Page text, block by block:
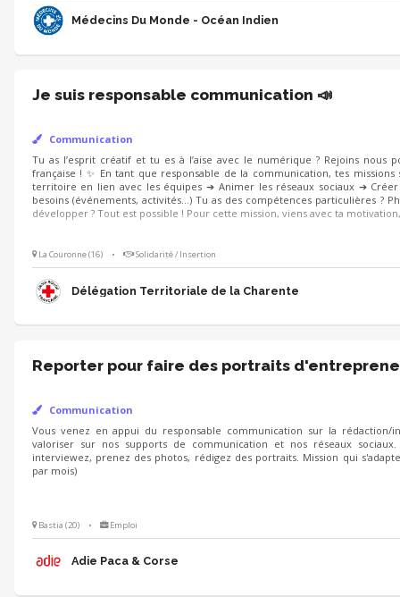
Médecins Du Monde - Océan Indien
Je suis responsable communication 📣
Communication
Tu as l’esprit créatif et tu es à l’aise avec le numérique ? Rejoins nous
française ! ✨ En tant que responsable de la communication, tes
territoire en lien avec les équipes ➔ Animer les réseaux sociaux ➔
besoins (événements, activités…) Tu as des compétences particulières ?
développer ? Tout est possible ! Pour cette mission, viens avec ta
La Couronne (16) • Solidarité / Insertion
Délégation Territoriale de la Charente
Reporter pour faire des portraits
Communication
Vous venez en appui du responsable communication sur la
valoriser sur nos supports de communication et nos réseaux
interviewez, prenez des photos, rédigez des portraits. Mission qui
par mois)
Bastia (20) • Emploi
Adie Paca & Corse